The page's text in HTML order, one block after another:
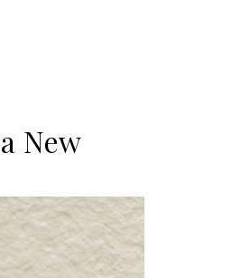
New